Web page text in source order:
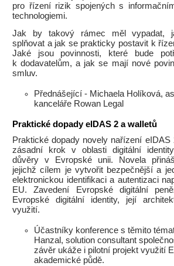
pro řízení rizik spojených s
technologiemi.
Jak by takový rámec měl vypadat,
splňovat a jak se prakticky postavit k
Jaké jsou povinnosti, které bude
k dodavatelům, a jak se mají nové
smluv.
Přednášející - Michaela Holíková,
kanceláře Rowan Legal
Praktické dopady eIDAS 2 a walletů
Praktické dopady novely nařízení eIDAS
zásadní krok v oblasti digitální
důvěry v Evropské unii. Novela
jejichž cílem je vytvořit bezpečnější a
elektronickou identifikaci a autentizaci
EU. Zavedení Evropské digitální
Evropské digitální identity, její
využití.
Účastníky konference s těmito
Hanzal, solution consultant
závěr ukáže i pilotní projekt využití
akademické půdě.